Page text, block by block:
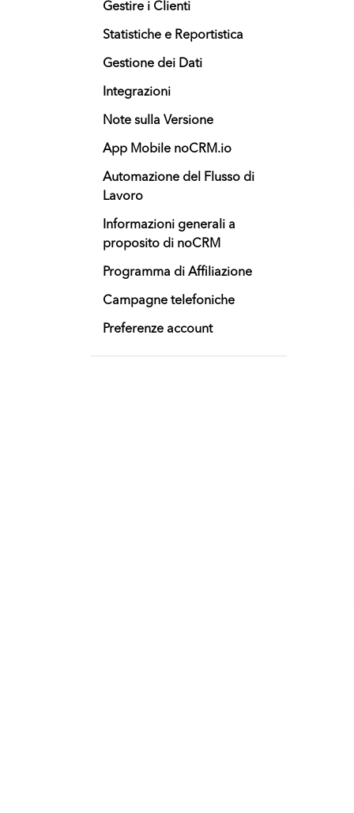
Gestire i Clienti
Statistiche e Reportistica
Gestione dei Dati
Integrazioni
Note sulla Versione
App Mobile noCRM.io
Automazione del Flusso di
Lavoro
Informazioni generali a
proposito di noCRM
Programma di Affiliazione
Campagne telefoniche
Preferenze account